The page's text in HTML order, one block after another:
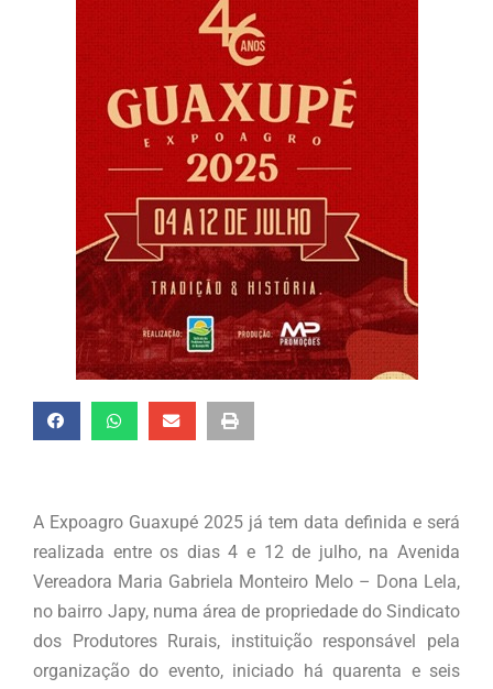
A Expoagro Guaxupé 2025 já tem data definida e será
realizada entre os dias 4 e 12 de julho, na Avenida
Vereadora Maria Gabriela Monteiro Melo – Dona Lela,
no bairro Japy, numa área de propriedade do Sindicato
dos Produtores Rurais, instituição responsável pela
organização do evento, iniciado há quarenta e seis